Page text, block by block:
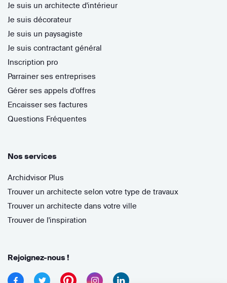
Je suis un architecte d'intérieur
Je suis décorateur
Je suis un paysagiste
Je suis contractant général
Inscription pro
Parrainer ses entreprises
Gérer ses appels d'offres
Encaisser ses factures
Questions Fréquentes
Nos services
Archidvisor Plus
Trouver un architecte selon votre type de travaux
Trouver un architecte dans votre ville
Trouver de l'inspiration
Rejoignez-nous !